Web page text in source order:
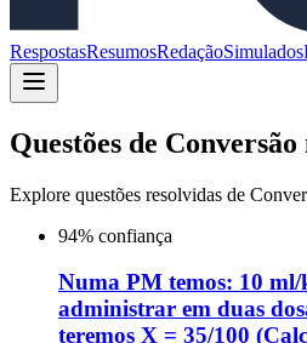
RespostasResumosRedaçãoSimulados
Questões de
Explore questões resolvidas de
94% confiança
Numa PM temos: 10
administrar em duas
teremos X = 35/100